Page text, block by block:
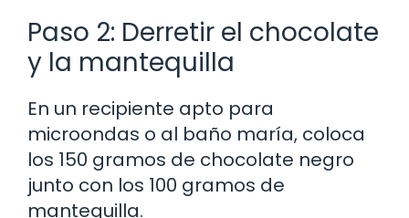
Paso 2: Derretir el chocolate
y la mantequilla
En un recipiente apto para
microondas o al baño maría, coloca
los 150 gramos de chocolate negro
junto con los 100 gramos de
mantequilla.